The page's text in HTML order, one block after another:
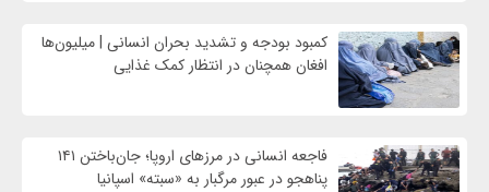
کمبود بودجه و تشدید بحران انسانی | میلیون‌ها
افغان همچنان در انتظار کمک غذایی
فاجعه انسانی در مرزهای اروپا؛ جان‌باختن ۱۴۱
پناهجو در عبور مرگبار به «سبته» اسپانیا